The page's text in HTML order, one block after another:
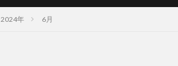
2024年 6月